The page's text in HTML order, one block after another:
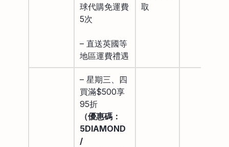
球代購免運費
5次
– 直送英國等
地區運費禮遇
取
– 星期三、四
買滿$500享
95折
（優惠碼：
5DIAMOND
/